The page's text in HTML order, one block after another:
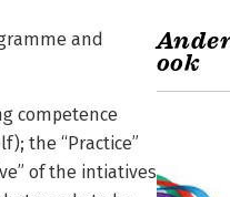
and
competence
the “Practice”
of the intiatives
ook